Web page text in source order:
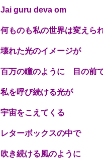
Jai guru deva om
何ものも私の世界は変えら
壊れた光のイメージが
百万の瞳のように 目 の前
私を呼び続ける光が
宇宙をこえてくる
レターボックスの中で
吹き続ける風のように